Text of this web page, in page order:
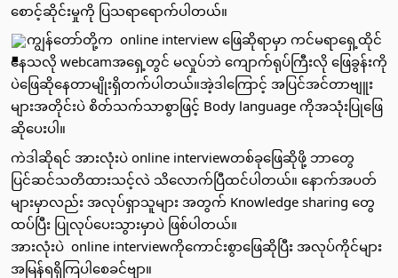
စောင့်ဆိုင်းမှုကို ပြသရာရောက်ပါတယ်။
​ကျွန်​တော်တို့က  online interview ​​ဖြေဆိုရာမှာ ကင်မရာ​ရှေ့ထိုင်​
နေသလို webcamအ​ရှေ့တွင် ​မလှုပ်ဘဲ ​​ကျောက်ရုပ်ကြီးလို ဖြေခွန်းကို
ပဲ​ဖြေဆို​နေတာမျိုးရှိတက်ပါတယ်။အဲ့ဒါ​ကြောင့် အပြင်အင်တာဗျူး
များအတိုင်းပဲ စိတ်သက်သာစွာဖြင့် Body language ကိုအသုံးပြု​​ဖြေ
ဆို​ပေးပါ။
ကဲဒါဆိုရင် အားလုံးပဲ online interviewတစ်ခု​ဖြေဆိုဖို့ ဘာ​တွေ
ပြင်ဆင်သတိထားသင့်လဲ သိ​လောက်ပြီထင်ပါတယ်။ နောက်အပတ်
များမှာလည်း အလုပ်ရှာသူများ အတွက် Knowledge sharing တွေ
ထပ်ပြီး ပြုလုပ်ပေးသွားမှာပဲ ဖြစ်ပါတယ်။
အားလုံးပဲ  online interviewကို​ကောင်းစွာ​ဖြေဆိုပြီး အလုပ်ကိုင်များ
အမြန်ရရှိကြပါ​စေခင်ဗျာ။